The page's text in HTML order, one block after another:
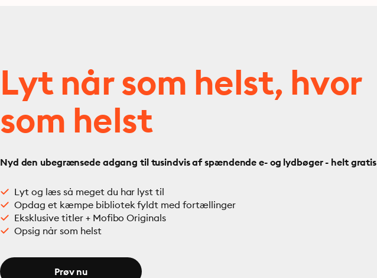
Lyt når som helst, hvor
som helst
Nyd den ubegrænsede adgang til tusindvis af spændende e- og lydbøger - helt gratis
Lyt og læs så meget du har lyst til
Opdag et kæmpe bibliotek fyldt med fortællinger
Eksklusive titler + Mofibo Originals
Opsig når som helst
Prøv nu